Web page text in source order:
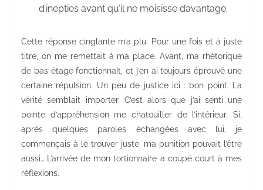
d’inepties avant qu’il ne moisisse davantage.
Cette réponse cinglante m’a plu. Pour une fois et à juste
titre, on me remettait à ma place. Avant, ma rhétorique
de bas étage fonctionnait, et j’en ai toujours éprouvé une
certaine répulsion. Un peu de justice ici : bon point. La
vérité semblait importer. C’est alors que j’ai senti une
pointe d’appréhension me chatouiller de l’intérieur. Si,
après quelques paroles échangées avec lui, je
commençais à le trouver juste, ma punition pouvait l’être
aussi… L’arrivée de mon tortionnaire a coupé court à mes
réflexions.